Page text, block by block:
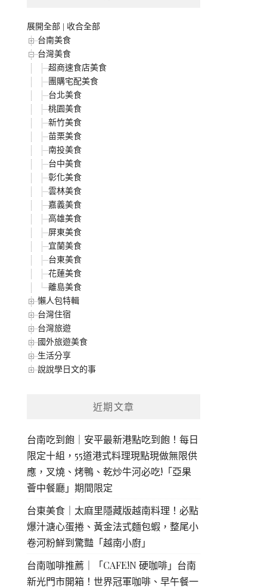
展開全部
收合全部
台南美食
台灣美食
超商速食店美食
團購宅配美食
台北美食
桃園美食
新竹美食
苗栗美食
南投美食
台中美食
彰化美食
雲林美食
嘉義美食
高雄美食
屏東美食
宜蘭美食
台東美食
花蓮美食
離島美食
懶人包特輯
台灣住宿
台灣旅遊
國外旅遊美食
生活分享
說說學日文的事
近期文章
台南吃到飽｜安平最新港點吃到飽！每日
限定十組，55道港式料理現點現做無限供
應，叉燒、烤鴨、乾炒牛河必吃!「亞果
薈中餐廳」期間限定
台東美食｜太麻里隱藏版越南料理！必點
爆汁溏心蛋捲、黃金法式麵包蝦，整尾小
卷河粉鮮到驚豔「越南小廚」
台南咖啡推薦｜「CAFE!N 硬咖啡」台南
新光門市開箱！世界冠軍咖啡、早午餐一